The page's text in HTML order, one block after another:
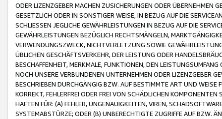
ODER LIZENZGEBER MACHEN ZUSICHERUNGEN ODER ÜBERNEHMEN
GESETZLICH ODER IN SONSTIGER WEISE, IN BEZUG AUF DIE
SCHLIESSEN JEGLICHE GEWÄHRLEISTUNGEN IN BEZUG AUF DIE
GEWÄHRLEISTUNGEN BEZÜGLICH RECHTSMÄNGELN,
VERWENDUNGSZWECK, NICHTVERLETZUNG SOWIE
ÜBLICHEN GESCHÄFTSVERKEHR, DER LEISTUNG ODER
BESCHAFFENHEIT, MERKMALE, FUNKTIONEN, DEN
NOCH UNSERE VERBUNDENEN UNTERNEHMEN ODER LIZENZGEBER
BESCHRIEBEN DURCHGÄNGIG BZW. AUF BESTIMMTE ART UND
KORREKT, FEHLERFREI ODER FREI VON SCHÄDLICHEN
HAFTEN FÜR: (A) FEHLER, UNGENAUIGKEITEN, VIREN,
SYSTEMABSTÜRZE; ODER (B) UNBERECHTIGTE ZUGRIFFE AUF BZW.